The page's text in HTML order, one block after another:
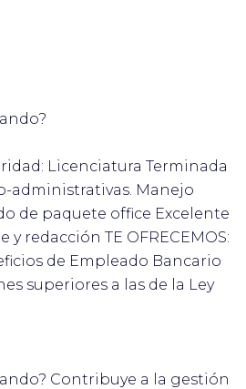
Licenciatura Terminada
administrativas. Manejo
de paquete office Excelente
redacción TE OFRECEMOS:
de Empleado Bancario
superiores a las de la Ley
Contribuye a la gestión